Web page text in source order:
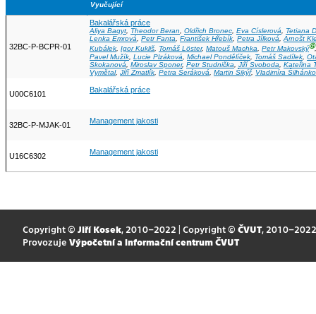
Vyučující
32BC-P-BCPR-01
Bakalářská práce
Aliya Baqyt, Theodor Beran, Oldřich Bronec, Eva Císlerová, Tetiana
Lenka Emrová, Petr Fanta, František Hřebík, Petra Jílková,Arnošt
Kubálek, Igor Kukliš, Tomáš Löster, Matouš Machka, Petr MakovskýⒼ
Pavel Mužík Lucie Plzáková Michael Pondělíček Tomáš Sadílek
Skokanová
Miroslav Sponer, Petr Studnička Jiří Svoboda
Kateřina
Vymětal, Jiří Zmatlík Petra Šeráková Martin Šikýř, Vladimíra
U00C6101 Bakalářská práce
32BC-P-MJAK-01 Management jakosti
U16C6302 Management jakosti
Copyright © Jiří Kosek, 2010–2022 | Copyright © ČVUT, 2010–2022
Provozuje Výpočetní a informační centrum ČVUT